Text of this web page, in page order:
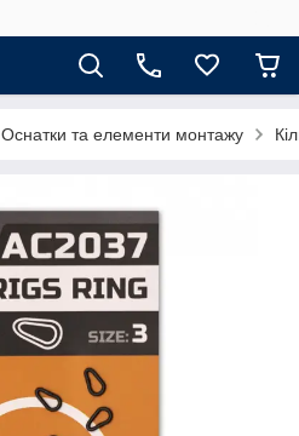
Оснатки та елементи монтажу